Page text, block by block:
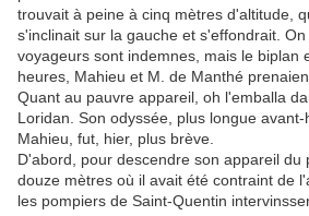
trouvait à peine à cinq mètres d'altitude,
s'inclinait sur la gauche et s'effondrait.
voyageurs sont indemnes, mais le biplan
heures, Mahieu et M. de Manthé
Quant au pauvre appareil, oh l'emballa
Loridan. Son odyssée, plus longue
Mahieu, fut, hier, plus brève.
D'abord, pour descendre son appareil du
douze mètres où il avait été contraint de
les pompiers de Saint-Quentin